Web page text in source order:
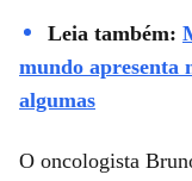
Leia também:
mundo apresenta
algumas
O oncologista